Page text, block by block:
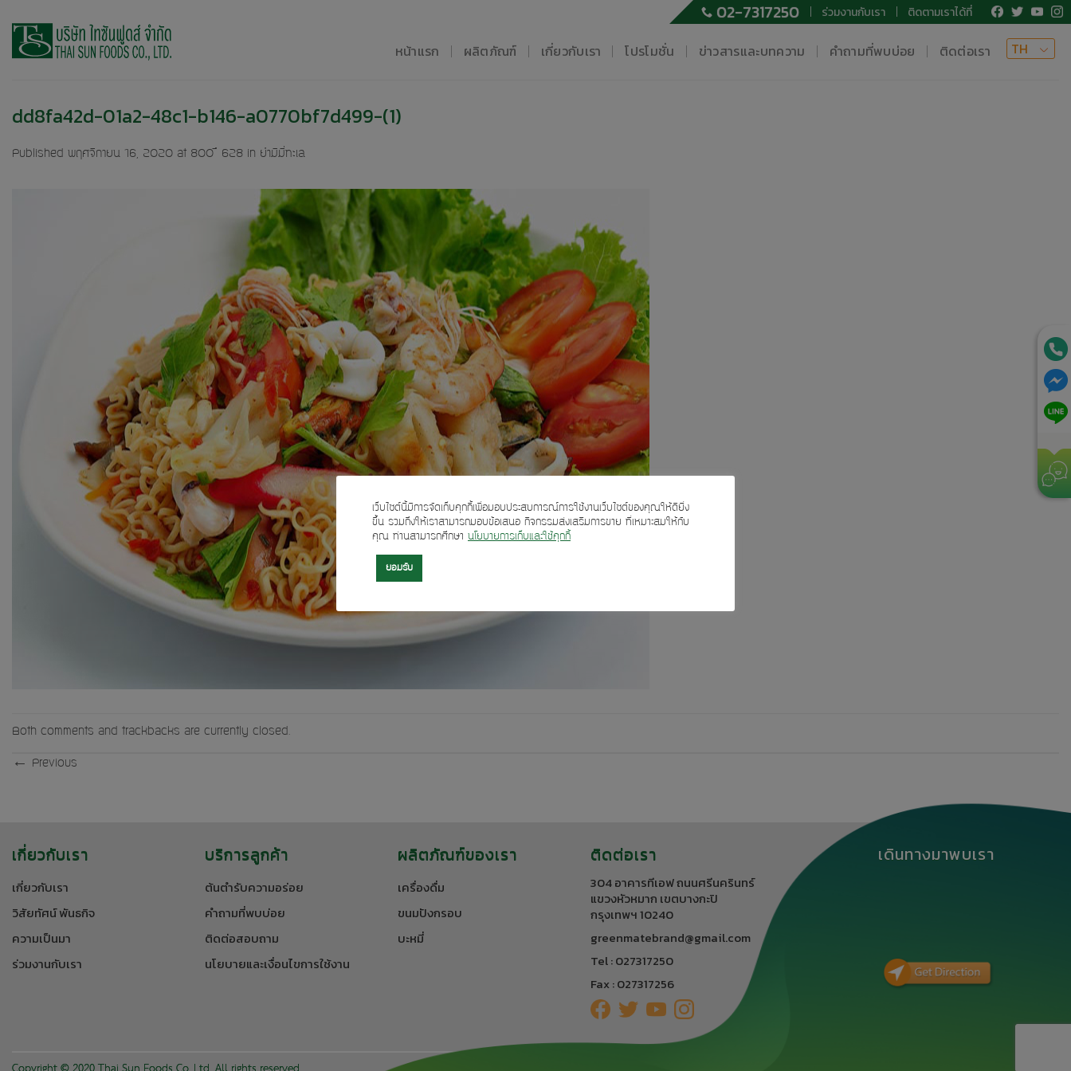
content
02-7317250 ร่วมงานกับเรา ติดตามเราได้ที่
หน้าแรก ผลิตภัณฑ์ เกี่ยวกับเรา โปรโมชั่น ข่าวสารและบทความ คำถามที่พบบ่อย ติดต่อเรา TH
dd8fa42d-01a2-48c1-b146-a0770bf7d499-(1)
Published พฤศจิกายน 16, 2020 at 800 × 628 in ยำมีมี่ทะเล
Both comments and trackbacks are currently closed.
← Previous
เกี่ยวกับเรา
เกี่ยวกับเรา
วิสัยทัศน์ พันธกิจ
ความเป็นมา
ร่วมงานกับเรา
บริการลูกค้า
ต้นตำรับความอร่อย
คำถามที่พบบ่อย
ติดต่อสอบถาม
นโยบายและเงื่อนไขการใช้งาน
ผลิตภัณฑ์ของเรา
เครื่องดื่ม
ขนมปังกรอบ
บะหมี่
ติดต่อเรา
304 อาคารทีเอฟ ถนนศรีนครินทร์
แขวงหัวหมาก เขตบางกะปิ
กรุงเทพฯ 10240
greenmatebrand@gmail.com
Tel : 027317250
Fax : 027317256
เดินทางมาพบเรา
เว็บไซต์นี้มีการจัดเก็บคุกกี้เพื่อมอบประสบการณ์การใช้งานเว็บไซต์ของคุณให้ดียิ่ง
ขึ้น รวมถึงให้เราสามารถมอบข้อเสนอ กิจกรรมส่งเสริมการขาย ที่เหมาะสมให้กับ
คุณ ท่านสามารถศึกษา นโยบายการเก็บและใช้คุกกี้
ยอมรับ